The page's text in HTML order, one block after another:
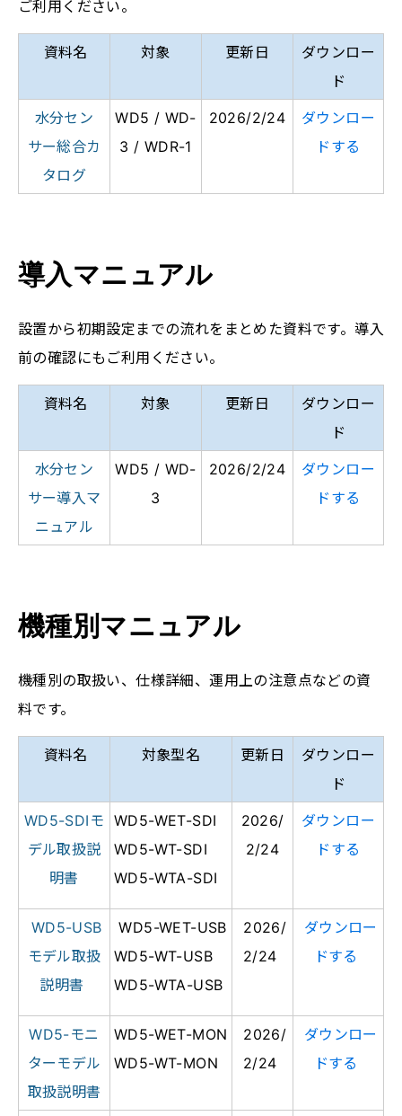
ご利用ください。
資料名 対象 更新日
ダウンロー
ド
水分セン
サー総合カ
タログ
WD5 / WD-
3 / WDR-1
2026/2/24
ダウンロー
ドする
導入マニュアル
設置から初期設定までの流れをまとめた資料です。導入
前の確認にもご利用ください。
資料名 対象 更新日
ダウンロー
ド
水分セン
サー導入マ
ニュアル
WD5 / WD-
3
2026/2/24
ダウンロー
ドする
機種別マニュアル
機種別の取扱い、仕様詳細、運用上の注意点などの資
料です。
資料名 対象型名 更新日
ダウンロー
ド
WD5-SDIモ
デル取扱説
明書
WD5-WET-SDI
WD5-WT-SDI
WD5-WTA-SDI
2026/
2/24
ダウンロー
ドする
WD5-USB
モデル取扱
説明書
WD5-WET-USB
WD5-WT-USB
WD5-WTA-USB
2026/
2/24
ダウンロー
ドする
WD5-モニ
ターモデル
取扱説明書
WD5-WET-MON
WD5-WT-MON
2026/
2/24
ダウンロー
ドする